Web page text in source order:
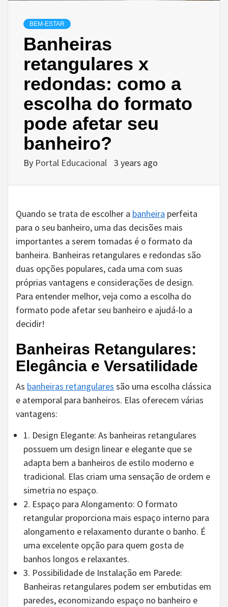
BEM-ESTAR
Banheiras
retangulares x
redondas: como a
escolha do formato
pode afetar seu
banheiro?
By Portal Educacional 3 years ago
Quando se trata de escolher a banheira perfeita
para o seu banheiro, uma das decisões mais
importantes a serem tomadas é o formato da
banheira. Banheiras retangulares e redondas são
duas opções populares, cada uma com suas
próprias vantagens e considerações de design.
Para entender melhor, veja como a escolha do
formato pode afetar seu banheiro e ajudá-lo a
decidir!
Banheiras Retangulares:
Elegância e Versatilidade
As banheiras retangulares são uma escolha clássica
e atemporal para banheiros. Elas oferecem várias
vantagens:
1. Design Elegante: As banheiras retangulares
possuem um design linear e elegante que se
adapta bem a banheiros de estilo moderno e
tradicional. Elas criam uma sensação de ordem e
simetria no espaço.
2. Espaço para Alongamento: O formato
retangular proporciona mais espaço interno para
alongamento e relaxamento durante o banho. É
uma excelente opção para quem gosta de
banhos longos e relaxantes.
3. Possibilidade de Instalação em Parede:
Banheiras retangulares podem ser embutidas em
paredes, economizando espaço no banheiro e